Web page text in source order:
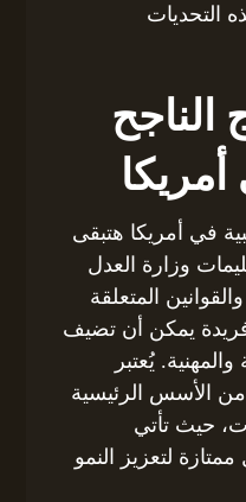
التحديات
الناجح
في أمريكا هتبقى
وزارة العدل
المتعلقة
يمكن أن تضيف
يُعتبر
من الأسس الرئيسية
حيث تأتي
ممتازة لتعزيز النمو